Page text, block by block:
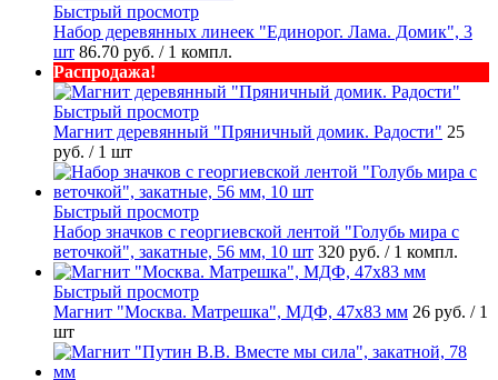
Быстрый просмотр
Набор деревянных линеек "Единорог. Лама. Домик", 3
шт 86.70 руб. / 1 компл.
Распродажа!
Быстрый просмотр
Магнит деревянный "Пряничный домик. Радости" 25
руб. / 1 шт
Быстрый просмотр
Набор значков с георгиевской лентой "Голубь мира с
веточкой", закатные, 56 мм, 10 шт 320 руб. / 1 компл.
Быстрый просмотр
Магнит "Москва. Матрешка", МДФ, 47х83 мм 26 руб. / 1
шт